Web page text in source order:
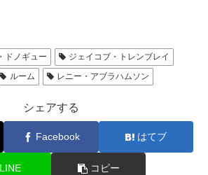
ドノギュー
ジェイコブ・トレンブレイ
ルーム レニー・アブラハムソン
シェアする
Facebook はてブ
LINE コピー